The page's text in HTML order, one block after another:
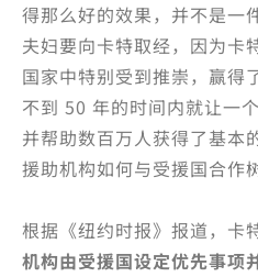
得那么好的效果，并不是一
夫妇要向卡特取经，因为卡
国家中特别受到推崇，赢得
不到 50 年的时间内就让一
并帮助数百万人获得了基本
援助机构如何与受援国合作
根据《纽约时报》报道，卡
机构由受援国设定优先事项